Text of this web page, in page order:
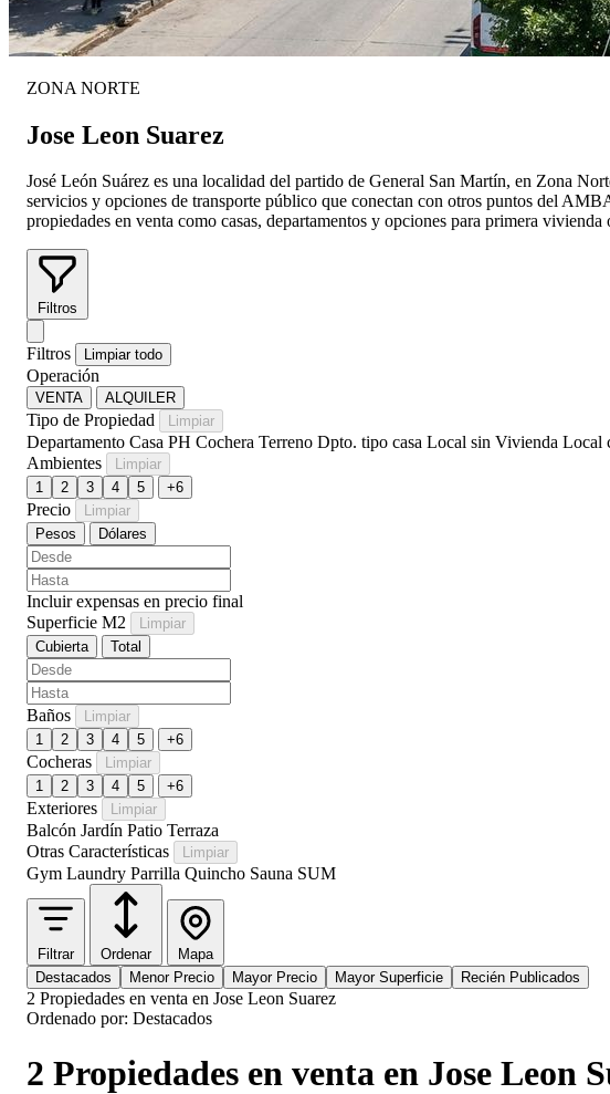
ZONA NORTE
Jose Leon Suarez
José León Suárez es una localidad del partido de General San Martín, en Zona
servicios y opciones de transporte público que conectan con otros puntos del
propiedades en venta como casas, departamentos y opciones para primera vivienda
Filtros
Filtros Limpiar todo
Operación
VENTA ALQUILER
Tipo de Propiedad Limpiar
Departamento Casa PH Cochera Terreno Dpto. tipo casa Local sin Vivienda Local
Ambientes
Limpiar
1
2 3 4 5 +6
Precio
Limpiar
Pesos
Dólares
Incluir expensas en precio final
Superficie M2
Limpiar
Cubierta
Total
Baños
Limpiar
1
2 3 4 5 +6
Cocheras
Limpiar
1
2 3 4 5 +6
Exteriores Limpiar
Balcón Jardín Patio Terraza
Otras Características
Limpiar
Gym Laundry Parrilla Quincho Sauna SUM
Filtrar Ordenar
Mapa
Destacados
Menor Precio Mayor Precio Mayor Superficie Recién Publicados
2 Propiedades en venta en Jose Leon Suarez
Ordenado por: Destacados
2 Propiedades en venta en Jose Leon